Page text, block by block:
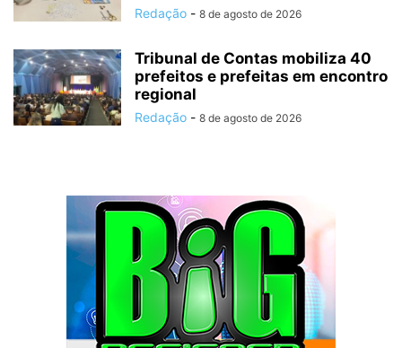
Redação - 8 de agosto de 2026
Tribunal de Contas mobiliza 40
prefeitos e prefeitas em encontro
regional
Redação - 8 de agosto de 2026